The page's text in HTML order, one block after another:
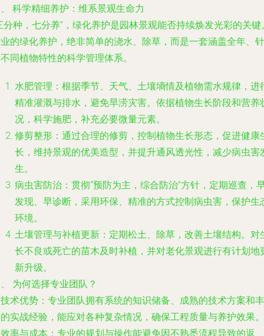
科学精细养护：维系景观生命力
分种，七分养”，绿化养护是园林景观能否持续焕发光彩的关键
的绿化养护，绝非简单的浇水、除草，而是一套涵盖全年、针
同植物特性的科学管理体系。
水肥管理 ：根据季节、天气、土壤墒情及植物需水规律，进
精准灌溉与排水，避免旱涝灾害。依据植物生长阶段和营养
况，科学施肥，补充必要微量元素。
修剪整形 ：通过合理的修剪，控制植物生长形态，促进健康
长，维持景观的优美造型，并提升通风透光性，减少病虫害
生。
病虫害防治 ：贯彻“预防为主，综合防治”方针，定期巡查，
发现、早诊断，采用环保、精准的方式控制病虫害，保护生
环境。
土壤管理与补植更新 ：定期松土、除草，改善土壤结构。对
长不良或死亡的苗木及时补植，并对老化景观进行有计划地
新升级。
为何选择专业团队？
技术优势 ：专业团队拥有系统的知识储备、成熟的技术方案和丰
实战经验，能应对各种复杂情况，确保工程质量与养护效果。
效率与成本 ：专业的规划与操作能避免因不熟悉流程导致的返